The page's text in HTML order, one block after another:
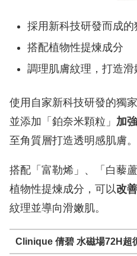
採用新科技研發而成的
搭配植物性提煉成分
調理肌膚紋理，打造
使用自家新科技研發的獨
並添加「鉑奈米顆粒」 加
至角質層打造透明感肌膚。
搭配「富勒烯」、「白藜
植物性提煉成分，可以改
紋理並導向滑嫩肌。
Clinique 倩碧 水磁場72H超